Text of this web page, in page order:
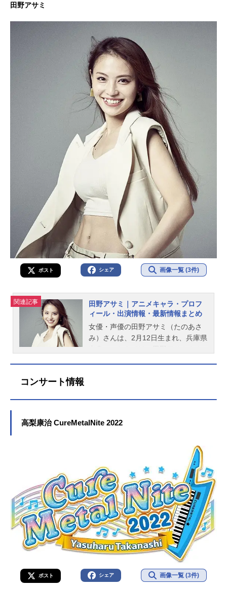
田野アサミ
ポスト シェア 画像一覧 (3件)
関連記事
田野アサミ｜アニメキャラ・プロフ
ィール・出演情報・最新情報まとめ
女優・声優の田野アサミ（たのあさ
み）さんは、2月12日生まれ、兵庫県
コンサート情報
高梨康治 CureMetalNite 2022
ポスト シェア 画像一覧 (3件)